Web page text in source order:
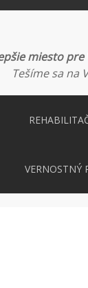
miesto pre
Tešíme sa na
VERNOSTNÝ